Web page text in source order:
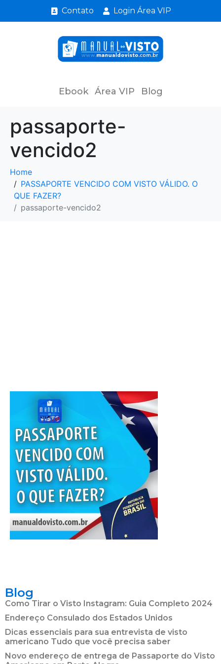
Contato Login Área VIP
Ebook Área VIP Blog
passaporte-
vencido2
Home
PASSAPORTE VENCIDO COM VISTO VÁLIDO. O
QUE FAZER?
passaporte-vencido2
Blog
Como Tirar o Visto Instagram: Guia Completo 2024
Endereço Consulado dos Estados Unidos
Dicas essenciais para sua entrevista de visto
americano Tudo que você precisa saber
Novo endereço de entrega de Passaporte do Visto